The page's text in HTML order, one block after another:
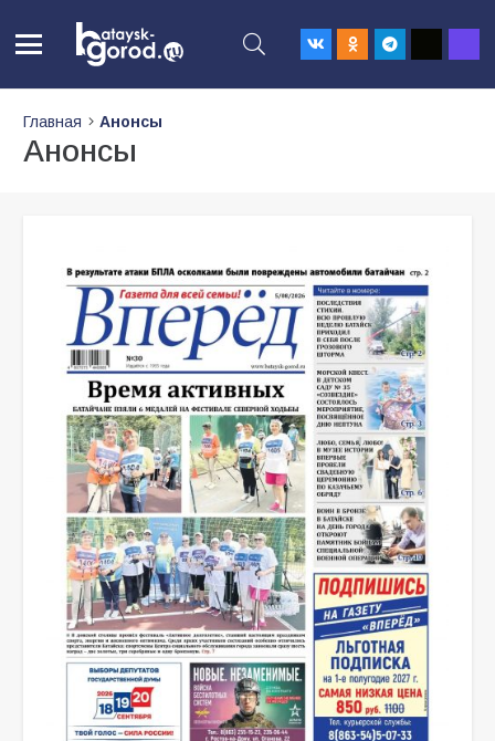
Главная Анонсы
Анонсы